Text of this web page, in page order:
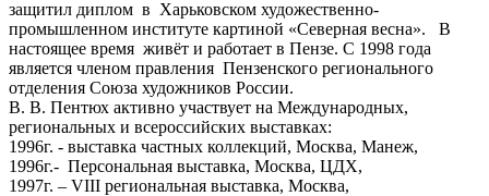
защитил диплом в Харьковском художественно-
промышленном институте картиной «Северная весна». В
настоящее время живёт и работает в Пензе. С 1998 года
является членом правления Пензенского регионального
отделения Союза художников России.
В. В. Пентюх активно участвует на Международных,
региональных и всероссийских выставках:
1996г. - выставка частных коллекций, Москва, Манеж,
1996г.- Персональная выставка, Москва, ЦДХ,
1997г. – VIII региональная выставка, Москва,